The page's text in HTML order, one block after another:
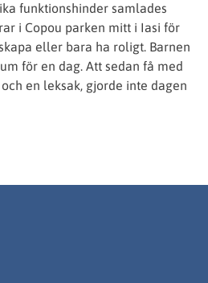
funktionshinder samlades
i Copou parken mitt i Iasi för
eller bara ha roligt. Barnen
för en dag. Att sedan få med
en leksak, gjorde inte dagen